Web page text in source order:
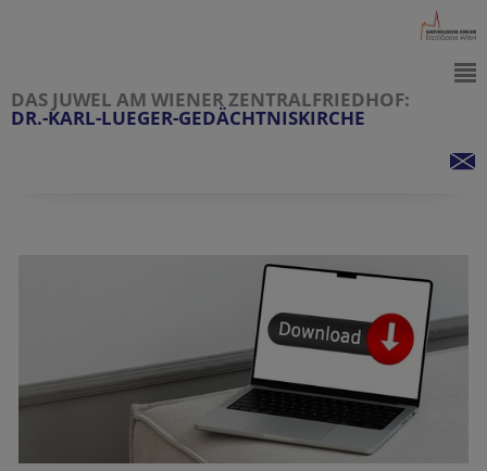
DAS JUWEL AM WIENER ZENTRALFRIEDHOF:
DR.-KARL-LUEGER-GEDÄCHTNISKIRCHE